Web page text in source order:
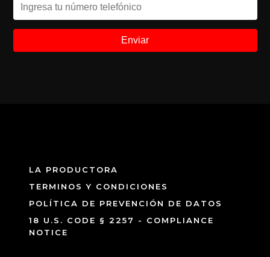
LA PRODUCTORA
TERMINOS Y CONDICIONES
POLÍTICA DE PREVENCIÓN DE DATOS
18 U.S. CODE § 2257 - COMPLIANCE
NOTICE